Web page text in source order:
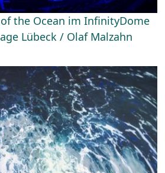
the Ocean im InfinityDome
Lübeck / Olaf Malzahn